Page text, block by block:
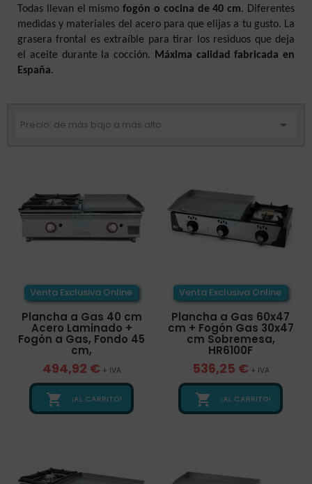
Todas llevan el mismofogón o cocina de 40 cm. Diferentes
medidas y materiales del acero para que elijas a tu gusto. La
grasera frontal es extraíble para tirar los residuos que deja
el aceite durante la cocción.
Máxima calidad fabricada en
España.
Precio: de más bajo a más alto 
Venta Exclusiva Online
Plancha a Gas 40 cm
Acero Laminado +
Fogón a Gas, Fondo 45
cm,
494,92 € + IVA
 ¡AL CARRITO!
Venta Exclusiva Online
Plancha a Gas 60x47
cm + Fogón Gas 30x47
cm Sobremesa,
HR6100F
536,25 € + IVA
 ¡AL CARRITO!